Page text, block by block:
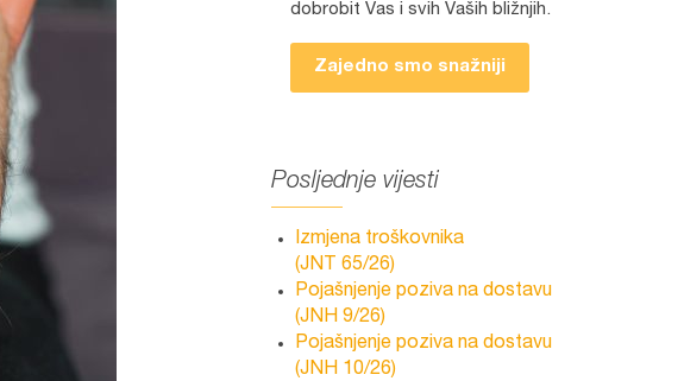
dobrobit Vas i svih Vaših bližnjih.
Zajedno smo snažniji
Posljednje vijesti
Izmjena troškovnika
(JNT 65/26)
Pojašnjenje poziva na dostavu
(JNH 9/26)
Pojašnjenje poziva na dostavu
(JNH 10/26)